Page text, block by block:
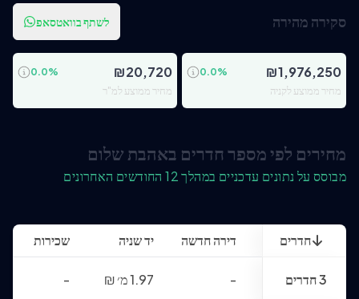
סקירה מהירה לשתף בוואטסאפ
₪1,976,250
0.0%
מחיר ממוצע לקניה
₪20,720
0.0%
מחיר ממוצע למ"ר
מחירים לפי מספר חדרים באהבת שלום
מבוסס על נתונים עדכניים במהלך 12 החודשים האחרונים
חדרים דירה חדשה יד שניה שכירות
3 חדרים - 1.97 מ׳ ₪
-